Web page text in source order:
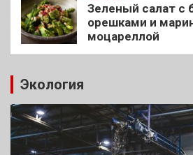
Зеленый салат с
орешками и
моцареллой
Экология